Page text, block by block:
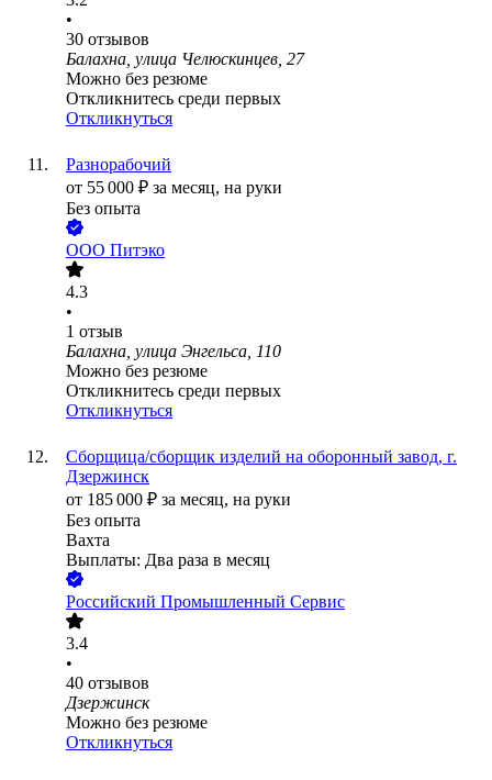
•
30 отзывов
Балахна, улица Челюскинцев, 27
Можно без резюме
Откликнитесь среди первых
Откликнуться
Разнорабочий
от 55 000 ₽ за месяц, на руки
Без опыта
ООО Питэко
4.3
•
1 отзыв
Балахна, улица Энгельса, 110
Можно без резюме
Откликнитесь среди первых
Откликнуться
Сборщица/сборщик изделий на оборонный завод, г.
Дзержинск
от 185 000 ₽ за месяц, на руки
Без опыта
Вахта
Выплаты: Два раза в месяц
Российский Промышленный Сервис
3.4
•
40 отзывов
Дзержинск
Можно без резюме
Откликнуться